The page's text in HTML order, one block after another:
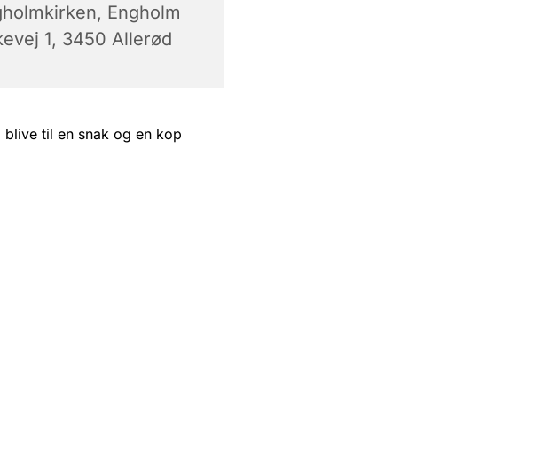
Engholm
1, 3450 Allerød
til en snak og en kop